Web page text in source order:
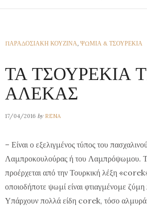
ΠΑΡΑΔΟΣΙΑΚΗ ΚΟΥΖΙΝΑ, ΨΩΜΙΑ & ΤΣΟΥΡΕΚΙΑ
ΤΑ ΤΣΟΥΡΕΚΙΑ
ΑΛΕΚΑΣ
17/04/2016 by RENA
– Είναι ο εξελιγμένος τύπος του
Λαμπροκουλούρας ή του Λαμπρόψωμου.
προέρχεται από την Τουρκική λέξη
οποιοδήποτε ψωμί είναι φτιαγμένομε ζύμη
Υπάρχουν πολλά είδη corek, τόσο